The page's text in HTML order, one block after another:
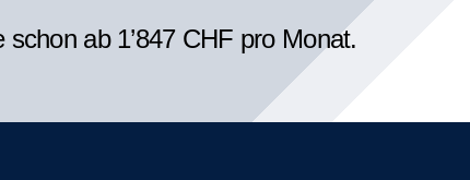
ab 1’847 CHF pro Monat.